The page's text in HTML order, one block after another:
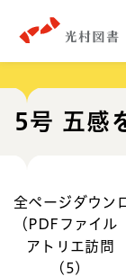
5号 五感
全ページダウン
（PDFファイ
アトリエ訪問
(5)